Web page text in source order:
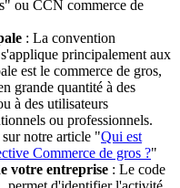
ou CCN commerce de
: La convention
principalement aux
est le commerce de gros,
grande quantité à des
à des utilisateurs
ou professionnels.
notre article "Qui est
Commerce de gros ?"
votre entreprise : Le code